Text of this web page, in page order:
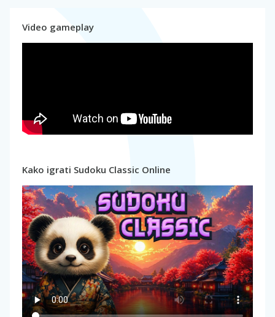
Video gameplay
Kako igrati Sudoku Classic Online